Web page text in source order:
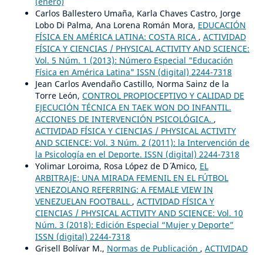
Carlos Ballestero Umaña, Karla Chaves Castro, Jorge
Lobo Di Palma, Ana Lorena Román Mora, EDUCACIÓN
FÍSICA EN AMÉRICA LATINA: COSTA RICA , ACTIVIDAD
FÍSICA Y CIENCIAS / PHYSICAL ACTIVITY AND SCIENCE:
Vol. 5 Núm. 1 (2013): Número Especial "Educación
Física en América Latina" ISSN (digital) 2244-7318
Jean Carlos Avendaño Castillo, Norma Sainz de la
Torre León, CONTROL PROPIOCEPTIVO Y CALIDAD DE
EJECUCIÓN TÉCNICA EN TAEK WON DO INFANTIL.
ACCIONES DE INTERVENCIÓN PSICOLÓGICA. ,
ACTIVIDAD FÍSICA Y CIENCIAS / PHYSICAL ACTIVITY
AND SCIENCE: Vol. 3 Núm. 2 (2011): la Intervención de
la Psicología en el Deporte. ISSN (digital) 2244-7318
Yolimar Loroima, Rosa López de D´ ´Amico, EL
ARBITRAJE: UNA MIRADA FEMENIL EN EL FÚTBOL
VENEZOLANO REFERRING: A FEMALE VIEW IN
VENEZUELAN FOOTBALL , ACTIVIDAD FÍSICA Y
CIENCIAS / PHYSICAL ACTIVITY AND SCIENCE: Vol. 10
Núm. 3 (2018): Edición Especial “Mujer y Deporte”
ISSN (digital) 2244-7318
Grisell Bolívar M., Normas de Publicación , ACTIVIDAD